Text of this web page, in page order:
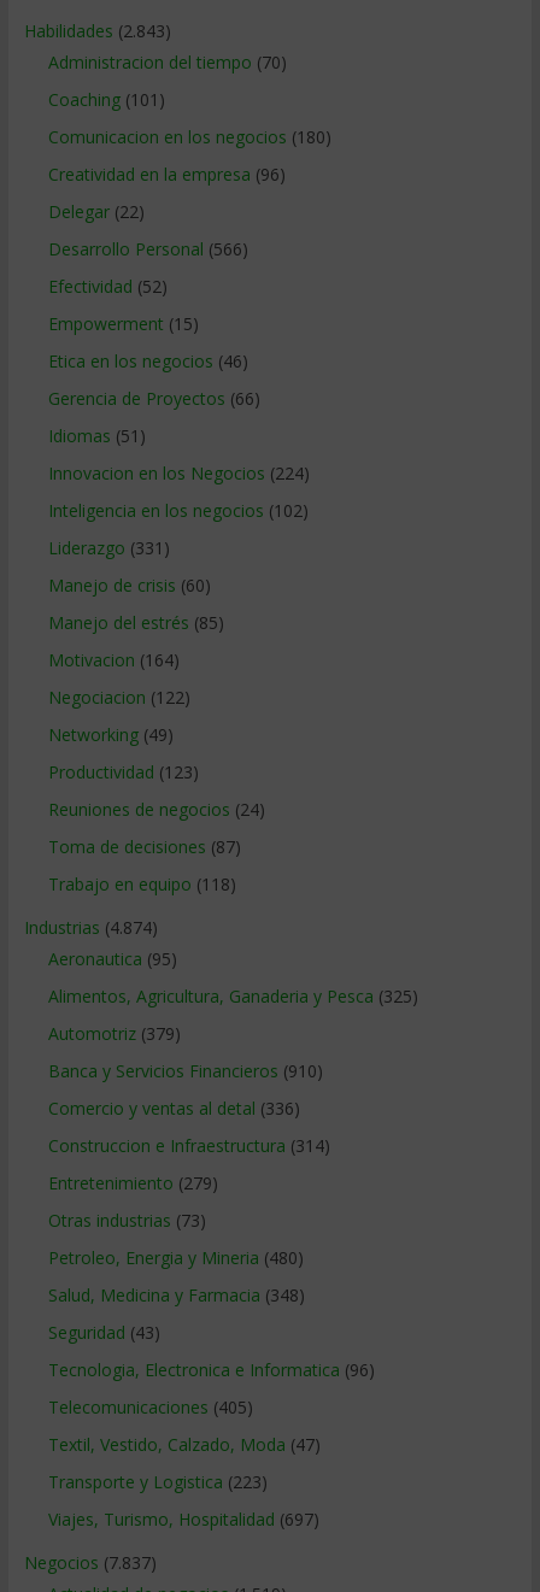
Habilidades (2.843)
Administracion del tiempo (70)
Coaching(101)
Comunicacion en los negocios (180)
Creatividad en la empresa (96)
Delegar(22)
Desarrollo Personal (566)
Efectividad (52)
Empowerment (15)
Etica en los negocios (46)
Gerencia de Proyectos (66)
Idiomas (51)
Innovacion en los Negocios (224)
Inteligencia en los negocios (102)
Liderazgo (331)
Manejo de crisis (60)
Manejo del estrés (85)
Motivacion (164)
Negociacion (122)
Networking(49)
Productividad (123)
Reuniones de negocios (24)
Toma de decisiones (87)
Trabajo en equipo (118)
Industrias (4.874)
Aeronautica (95)
Alimentos, Agricultura, Ganaderia y Pesca (325)
Automotriz(379)
Banca y Servicios Financieros (910)
Comercio y ventas al detal (336)
Construccion e Infraestructura (314)
Entretenimiento (279)
Otras industrias (73)
Petroleo, Energia y Mineria (480)
Salud, Medicina y Farmacia (348)
Seguridad (43)
Tecnologia, Electronica e Informatica (96)
Telecomunicaciones (405)
Textil, Vestido, Calzado, Moda (47)
Transporte y Logistica (223)
Viajes, Turismo, Hospitalidad (697)
Negocios (7.837)